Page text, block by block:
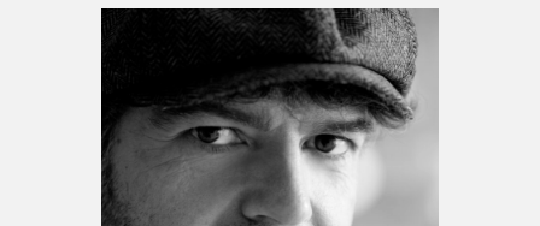
Espace médias